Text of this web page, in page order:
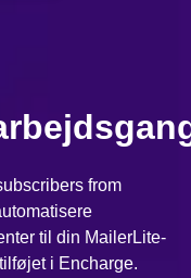
from
til din MailerLite-
i Encharge.